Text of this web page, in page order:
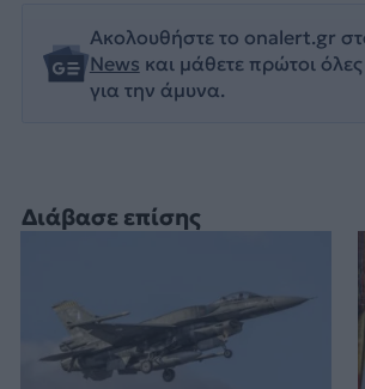
Διάβασε επίσης
Ακολουθήστε το onalert.gr
News και μάθετε πρώτοι όλες
για την άμυνα.